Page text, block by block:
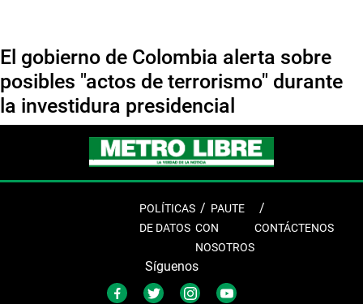
El gobierno de Colombia alerta sobre
posibles "actos de terrorismo" durante
la investidura presidencial
POLÍTICAS
DE DATOS
PAUTE
CON
NOSOTROS
CONTÁCTENOS
Síguenos